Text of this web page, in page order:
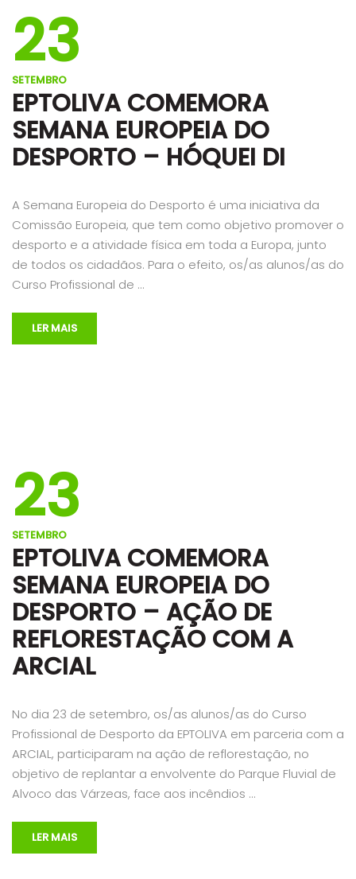
23
SETEMBRO
EPTOLIVA COMEMORA
SEMANA EUROPEIA DO
DESPORTO – HÓQUEI DI
A Semana Europeia do Desporto é uma iniciativa da
Comissão Europeia, que tem como objetivo promover o
desporto e a atividade física em toda a Europa, junto
de todos os cidadãos. Para o efeito, os/as alunos/as do
Curso Profissional de …
LER MAIS
23
SETEMBRO
EPTOLIVA COMEMORA
SEMANA EUROPEIA DO
DESPORTO – AÇÃO DE
REFLORESTAÇÃO COM A
ARCIAL
No dia 23 de setembro, os/as alunos/as do Curso
Profissional de Desporto da EPTOLIVA em parceria com a
ARCIAL, participaram na ação de reflorestação, no
objetivo de replantar a envolvente do Parque Fluvial de
Alvoco das Várzeas, face aos incêndios …
LER MAIS